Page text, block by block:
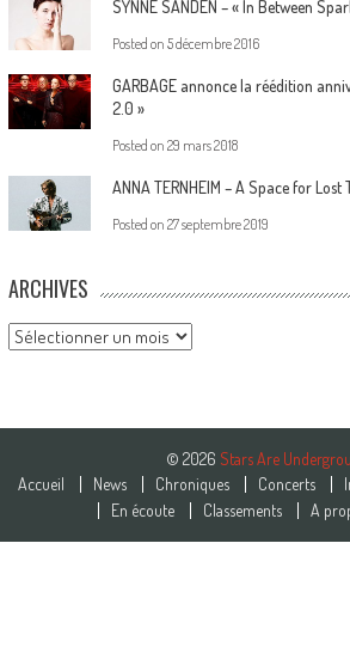
SYNNE SANDEN – « In Between
Posted on 5 décembre 2016
GARBAGE annonce la réédition
2.0 »
Posted on 29 mars 2018
ANNA TERNHEIM – A Space for Lost
Posted on 27 septembre 2019
ARCHIVES
Archives
© 2026 Stars Are
Accueil
News Chroniques Concerts
En écoute
Classements A